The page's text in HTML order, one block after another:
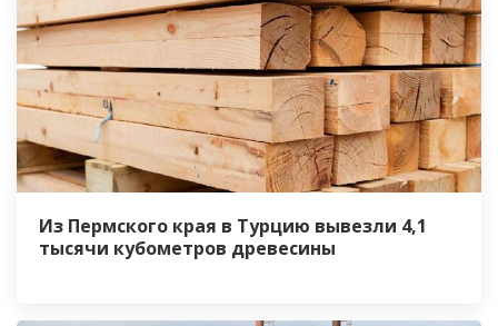
Из Пермского края в Турцию вывезли 4,1
тысячи кубометров древесины